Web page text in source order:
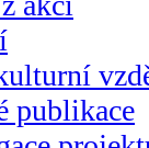
publikace